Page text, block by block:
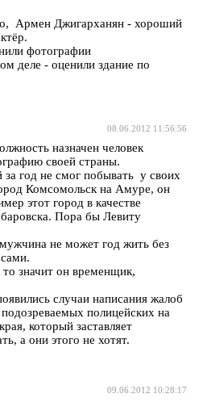
Армен Джигарханян - хороший
фотографии
деле - оценили здание по
08.06.2012 11:56:56
назначен человек
своей страны.
год не смог побывать у своих
Комсомольск на Амуре, он
этот город в качестве
Пора бы Левиту
не может год жить без
значит он временщик,
случаи написания жалоб
полицейских на
который заставляет
а они этого не хотят.
09.06.2012 10:28:17